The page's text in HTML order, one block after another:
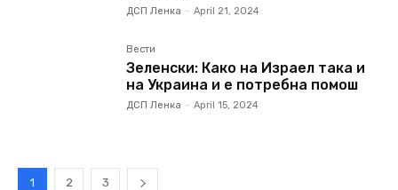
ДСП Ленка - April 21, 2024
Вести
Зеленски: Како на Израел така и
на Украина и е потребна помош
ДСП Ленка - April 15, 2024
1 2 3